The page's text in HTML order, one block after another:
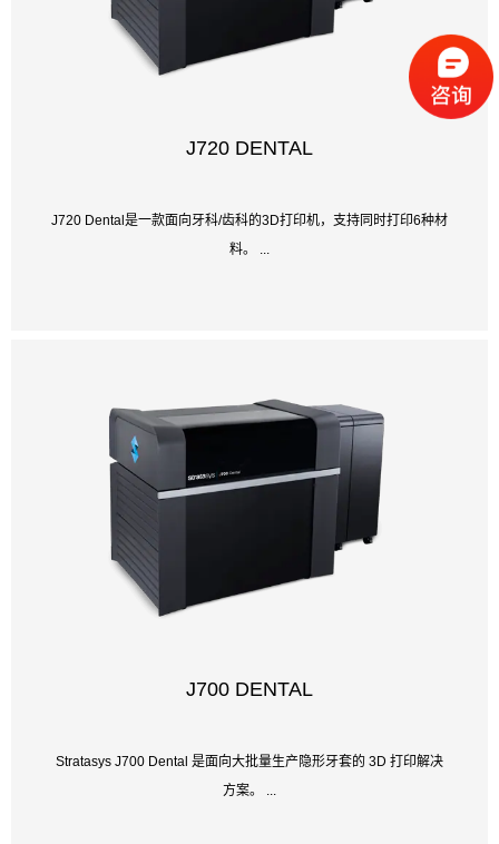
J720 DENTAL
J720 Dental是一款面向牙科/齿科的3D打印机，支持同时打印6种材
料。 ...
J700 DENTAL
Stratasys J700 Dental 是面向大批量生产隐形牙套的 3D 打印解决
方案。 ...